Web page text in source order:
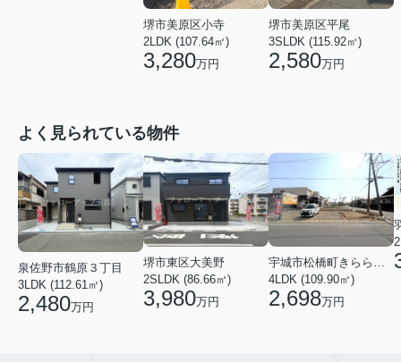
堺市美原区小寺
2LDK (107.64㎡)
3,280万円
堺市美原区平尾
3SLDK (115.92㎡)
2,580万円
よく見られている物件
泉佐野市鶴原３丁目
3LDK (112.61㎡)
2,480万円
堺市東区大美野
2SLDK (86.66㎡)
3,980万円
宇城市松橋町きらら３丁目
4LDK (109.90㎡)
2,698万円